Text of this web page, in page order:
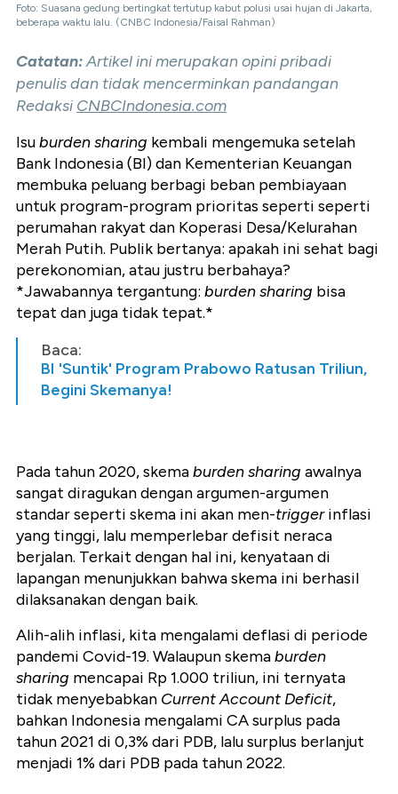
Foto: Suasana gedung bertingkat tertutup kabut polusi usai hujan di Jakarta,
beberapa waktu lalu. (CNBC Indonesia/Faisal Rahman)
Catatan:Artikel ini merupakan opini pribadi
penulis dan tidak mencerminkan pandangan
Redaksi CNBCIndonesia.com
Isuburden sharing kembali mengemuka setelah
Bank Indonesia (BI) dan Kementerian Keuangan
membuka peluang berbagi beban pembiayaan
untuk program-program prioritas seperti seperti
perumahan rakyat dan Koperasi Desa/Kelurahan
Merah Putih. Publik bertanya: apakah ini sehat bagi
perekonomian, atau justru berbahaya?
*Jawabannya tergantung: burden sharing bisa
tepat dan juga tidak tepat.*
Baca:
BI 'Suntik' Program Prabowo Ratusan Triliun,
Begini Skemanya!
Pada tahun 2020, skemaburden sharing awalnya
sangat diragukan dengan argumen-argumen
standar seperti skema ini akan men-triggerinflasi
yang tinggi, lalu memperlebar defisit neraca
berjalan. Terkait dengan hal ini, kenyataan di
lapangan menunjukkan bahwa skema ini berhasil
dilaksanakan dengan baik.
Alih-alih inflasi, kita mengalami deflasi di periode
pandemi Covid-19. Walaupun skemaburden
sharing mencapai Rp 1.000 triliun, ini ternyata
tidak menyebabkan Current Account Deficit,
bahkan Indonesia mengalami CA surplus pada
tahun 2021 di 0,3% dari PDB, lalu surplus berlanjut
menjadi 1% dari PDB pada tahun 2022.